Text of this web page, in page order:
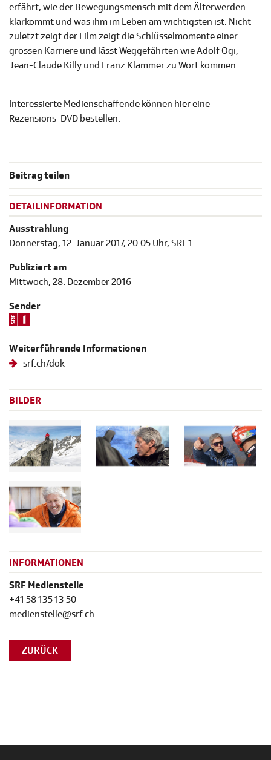
erfährt, wie der Bewegungsmensch mit dem Älterwerden
klarkommt und was ihm im Leben am wichtigsten ist. Nicht
zuletzt zeigt der Film zeigt die Schlüsselmomente einer
grossen Karriere und lässt Weggefährten wie Adolf Ogi,
Jean-Claude Killy und Franz Klammer zu Wort kommen.
Interessierte Medienschaffende können hiereine
Rezensions-DVD bestellen.
Beitrag teilen
DETAILINFORMATION
Ausstrahlung
Donnerstag, 12. Januar 2017, 20.05 Uhr, SRF 1
Publiziert am
Mittwoch, 28. Dezember 2016
Sender
Weiterführende Informationen
srf.ch/dok
BILDER
INFORMATIONEN
SRF Medienstelle
+41 58 135 13 50
medienstelle@srf.ch
ZURÜCK